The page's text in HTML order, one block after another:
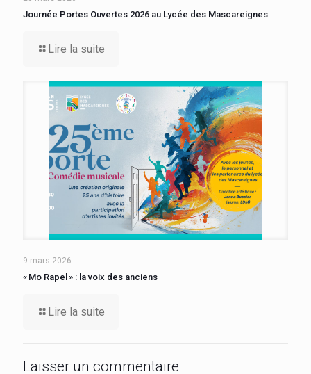
Journée Portes Ouvertes 2026 au Lycée des Mascareignes
Lire la suite
9 mars 2026
« Mo Rapel » : la voix des anciens
Lire la suite
Laisser un commentaire